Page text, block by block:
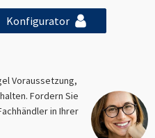
Konfigurator
Voraussetzung,
Fordern Sie
in Ihrer